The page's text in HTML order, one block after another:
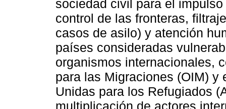
sociedad civil para el
control de las fronteras,
casos de asilo) y atención
países consideradas
organismos internacionales,
para las Migraciones (OIM)
Unidas para los Refugiados
multiplicación de actores